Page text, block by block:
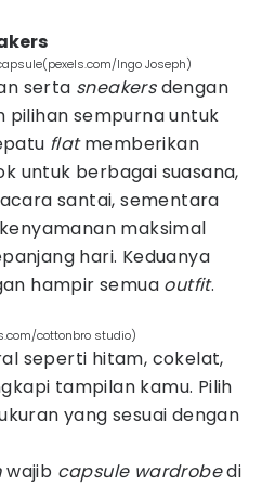
Ingo Joseph)
serta sneakersdengan
pilihan sempurna untuk
flatmemberikan
untuk berbagai suasana,
santai, sementara
maksimal
hari. Keduanya
hampir semua outfit.
cottonbro studio)
seperti hitam, cokelat,
tampilan kamu. Pilih
yang sesuai dengan
wajib capsule wardrobedi